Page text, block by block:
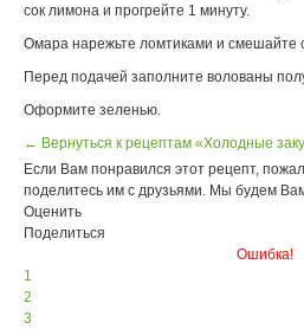
сок лимона и прогрейте 1 минуту.
Омара нарежьте ломтиками и смешайте
Перед подачей заполните волованы
Оформите зеленью.
← Вернуться к рецептам «Холодные
Если Вам понравился этот рецепт,
поделитесь им с друзьями. Мы будем
Оценить
Поделиться
Ошибка!
1
2
3